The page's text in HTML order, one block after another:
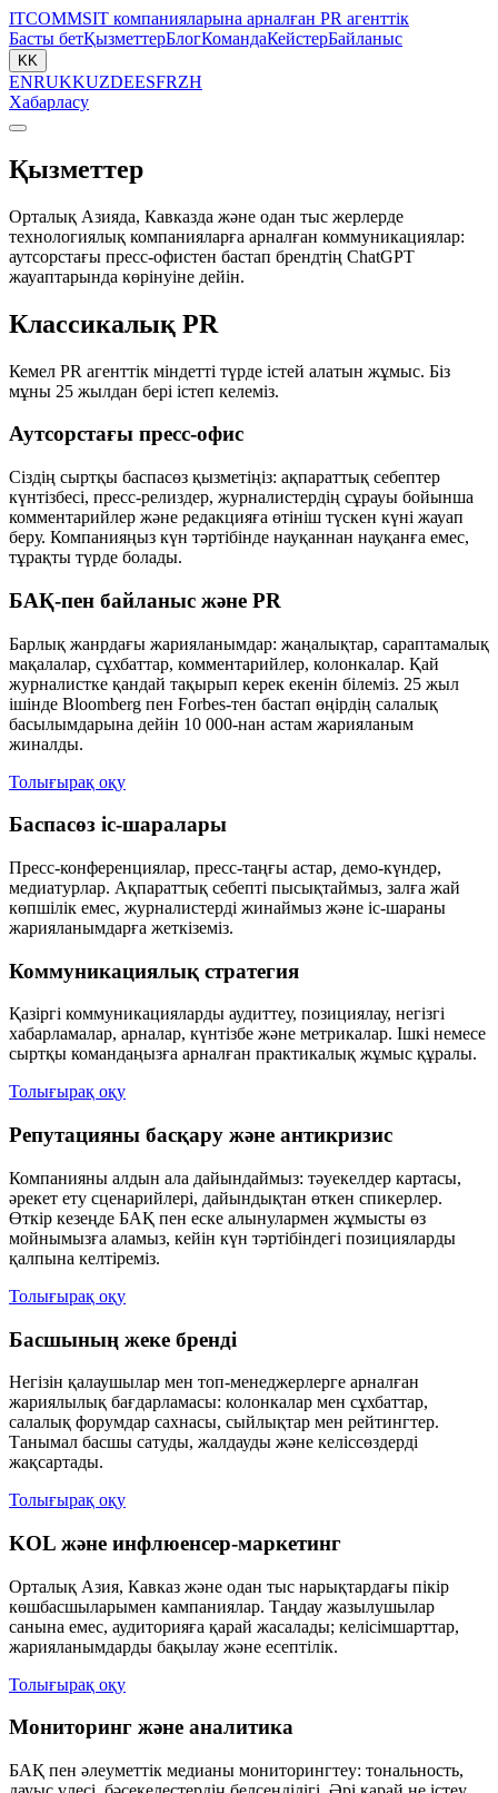
ITCOMMSIT компанияларына арналған PR агенттік
Басты бетҚызметтерБлогКомандаКейстерБайланыс
KK
ENRUKKUZDEESFRZH
Хабарласу
Қызметтер
Орталық Азияда, Кавказда және одан тыс жерлерде
технологиялық компанияларға арналған коммуникациялар:
аутсорстағы пресс-офистен бастап брендтің ChatGPT
жауаптарында көрінуіне дейін.
Классикалық PR
Кемел PR агенттік міндетті түрде істей алатын жұмыс. Біз
мұны 25 жылдан бері істеп келеміз.
Аутсорстағы пресс-офис
Сіздің сыртқы баспасөз қызметіңіз: ақпараттық себептер
күнтізбесі, пресс-релиздер, журналистердің сұрауы бойынша
комментарийлер және редакцияға өтініш түскен күні жауап
беру. Компанияңыз күн тәртібінде науқаннан науқанға емес,
тұрақты түрде болады.
БАҚ-пен байланыс және PR
Барлық жанрдағы жарияланымдар: жаңалықтар, сараптамалық
мақалалар, сұхбаттар, комментарийлер, колонкалар. Қай
журналистке қандай тақырып керек екенін білеміз. 25 жыл
ішінде Bloomberg пен Forbes-тен бастап өңірдің салалық
басылымдарына дейін 10 000-нан астам жарияланым
жиналды.
Толығырақ оқу
Баспасөз іс-шаралары
Пресс-конференциялар, пресс-таңғы астар, демо-күндер,
медиатурлар. Ақпараттық себепті пысықтаймыз, залға жай
көпшілік емес, журналистерді жинаймыз және іс-шараны
жарияланымдарға жеткіземіз.
Коммуникациялық стратегия
Қазіргі коммуникацияларды аудиттеу, позициялау, негізгі
хабарламалар, арналар, күнтізбе және метрикалар. Ішкі немесе
сыртқы командаңызға арналған практикалық жұмыс құралы.
Толығырақ оқу
Репутацияны басқару және антикризис
Компанияны алдын ала дайындаймыз: тәуекелдер картасы,
әрекет ету сценарийлері, дайындықтан өткен спикерлер.
Өткір кезеңде БАҚ пен еске алынулармен жұмысты өз
мойнымызға аламыз, кейін күн тәртібіндегі позицияларды
қалпына келтіреміз.
Толығырақ оқу
Басшының жеке бренді
Негізін қалаушылар мен топ-менеджерлерге арналған
жариялылық бағдарламасы: колонкалар мен сұхбаттар,
салалық форумдар сахнасы, сыйлықтар мен рейтингтер.
Танымал басшы сатуды, жалдауды және келіссөздерді
жақсартады.
Толығырақ оқу
KOL және инфлюенсер-маркетинг
Орталық Азия, Кавказ және одан тыс нарықтардағы пікір
көшбасшыларымен кампаниялар. Таңдау жазылушылар
санына емес, аудиторияға қарай жасалады; келісімшарттар,
жарияланымдарды бақылау және есептілік.
Толығырақ оқу
Мониторинг және аналитика
БАҚ пен әлеуметтік медианы мониторингтеу: тональность,